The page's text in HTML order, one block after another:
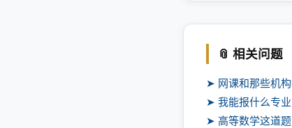
📎 相关问题
➤ 网课和那些机
➤ 我能报什么专业
➤ 高等数学这道题